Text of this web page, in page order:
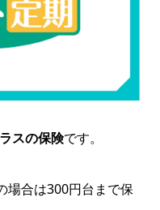
スの保険です。
場合は300円台まで保